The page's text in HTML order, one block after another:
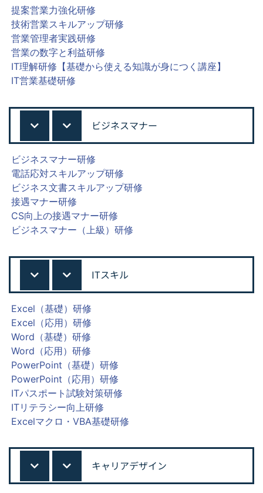
提案営業力強化研修
技術営業スキルアップ研修
営業管理者実践研修
営業の数字と利益研修
IT理解研修【基礎から使える知識が身につく講座】
IT営業基礎研修
ビジネスマナー
ビジネスマナー研修
電話応対スキルアップ研修
ビジネス文書スキルアップ研修
接遇マナー研修
CS向上の接遇マナー研修
ビジネスマナー（上級）研修
ITスキル
Excel（基礎）研修
Excel（応用）研修
Word（基礎）研修
Word（応用）研修
PowerPoint（基礎）研修
PowerPoint（応用）研修
ITパスポート試験対策研修
ITリテラシー向上研修
Excelマクロ・VBA基礎研修
キャリアデザイン